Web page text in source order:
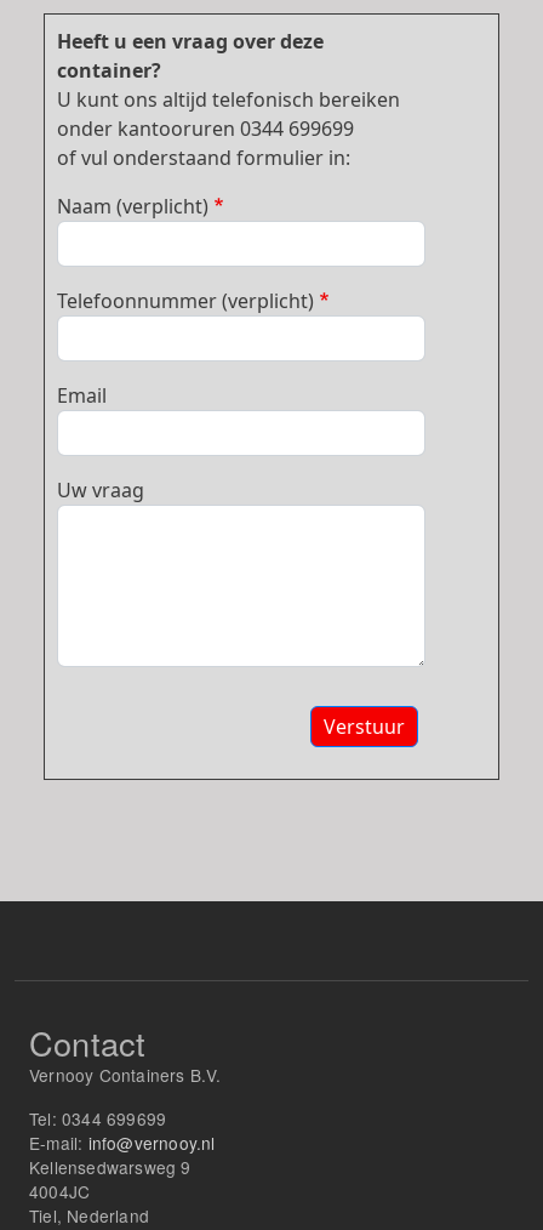
Heeft u een vraag over deze
container?
U kunt ons altijd telefonisch bereiken
onder kantooruren 0344 699699
of vul onderstaand formulier in:
Naam (verplicht)
Telefoonnummer (verplicht)
Email
Uw vraag
Verstuur
Contact
Vernooy Containers B.V.
Tel: 0344 699699
E-mail: info@vernooy.nl
Kellensedwarsweg 9
4004JC
Tiel, Nederland